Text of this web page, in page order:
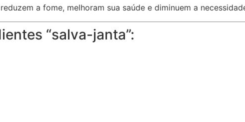
a fome, melhoram sua saúde e diminuem a
“salva-janta”: